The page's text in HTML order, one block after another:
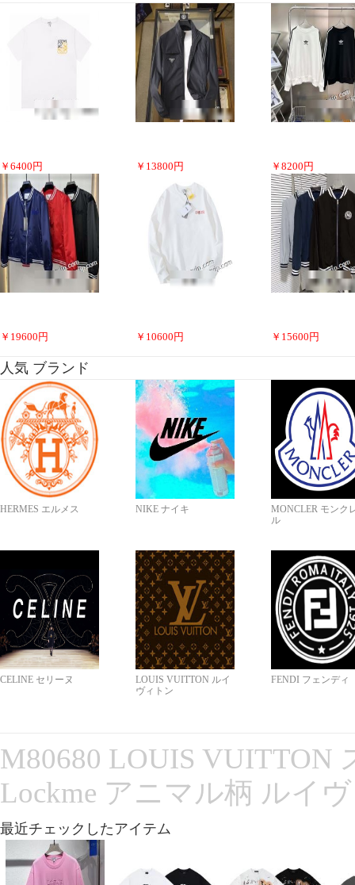
￥ 6400 円 ￥ 13800 円 ￥ 8200 円
￥ 19600 円 ￥ 10600 円 ￥ 15600 円
人気 ブランド
HERMES エルメス NIKE ナイキ
MONCLER モンク
ル
CELINE セリーヌ
LOUIS VUITTON ルイ
ヴィトン
FENDI フェンディ
M80680 LOUIS VUITTON
Lockme アニマル柄 ルイ
最近チェックしたアイテム